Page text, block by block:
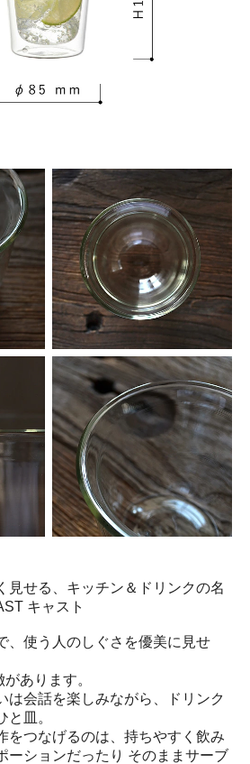
見せる、キッチン＆ドリンクの名
キャスト
、使う人のしぐさを優美に見せ
あります。
は会話を楽しみながら、ドリンク
と皿。
をつなげるのは、持ちやすく飲み
ーションだったり そのままサーブ